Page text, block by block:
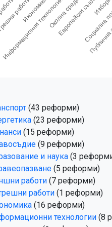
(43 реформи)
(23 реформи)
(15 реформи)
(9 реформи)
и наука(3
(5 реформи)
работи(7 реформи)
работи(1 реформи)
(16 реформи)
технологии(8